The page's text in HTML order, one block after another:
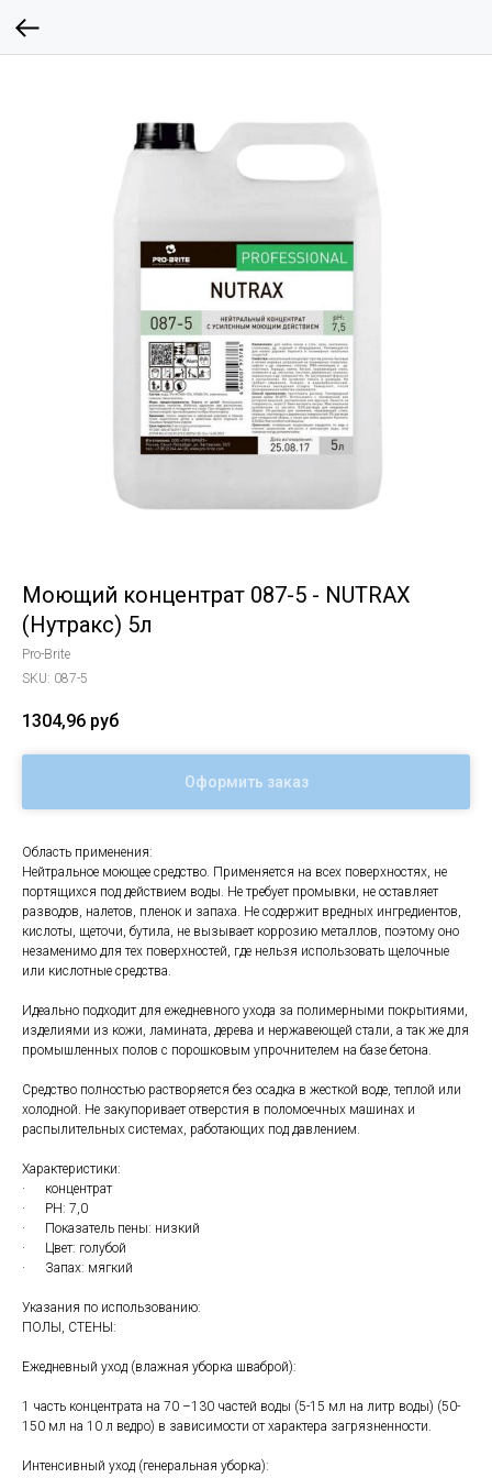
Моющий концентрат 087-5 - NUTRAX
(Нутракс) 5л
Pro-Brite
SKU: 087-5
1304,96 руб
Оформить заказ
Область применения:
Нейтральное моющее средство. Применяется на всех поверхностях, не
портящихся под действием воды. Не требует промывки, не оставляет
разводов, налетов, пленок и запаха. Не содержит вредных ингредиентов,
кислоты, щеточи, бутила, не вызывает коррозию металлов, поэтому оно
незаменимо для тех поверхностей, где нельзя использовать щелочные
или кислотные средства.
Идеально подходит для ежедневного ухода за полимерными покрытиями,
изделиями из кожи, ламината, дерева и нержавеющей стали, а так же для
промышленных полов с порошковым упрочнителем на базе бетона.
Средство полностью растворяется без осадка в жесткой воде, теплой или
холодной. Не закупоривает отверстия в поломоечных машинах и
распылительных системах, работающих под давлением.
Характеристики:
· концентрат
· PH: 7,0
· Показатель пены: низкий
· Цвет: голубой
· Запах: мягкий
Указания по использованию:
ПОЛЫ, СТЕНЫ:
Ежедневный уход (влажная уборка шваброй):
1 часть концентрата на 70 –130 частей воды (5-15 мл на литр воды) (50-
150 мл на 10 л ведро) в зависимости от характера загрязненности.
Интенсивный уход (генеральная уборка):